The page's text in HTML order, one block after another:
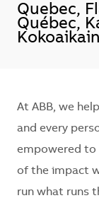
Sijainti
Quebec,
Québec,
At ABB, we
and every
empowered to
of the impact
run what runs